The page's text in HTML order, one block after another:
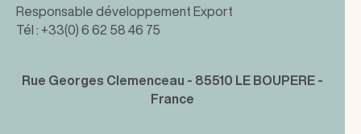
Responsable développement Export
Tél : +33(0) 6 62 58 46 75
Rue Georges Clemenceau - 85510 LE BOUPERE -
France